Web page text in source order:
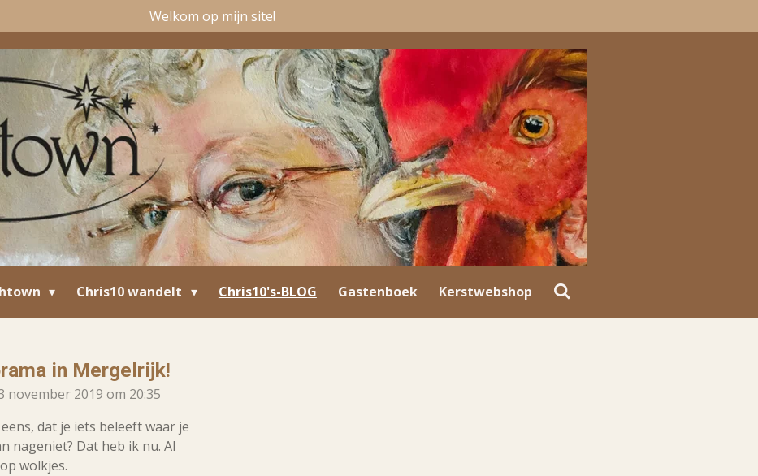
Welkom op mijn site!
Chris10 wandelt Chris10's-BLOG Gastenboek Kerstwebshop
in Mergelrijk!
november 2019 om 20:35
dat je iets beleeft waar je
nageniet? Dat heb ik nu. Al
wolkjes.